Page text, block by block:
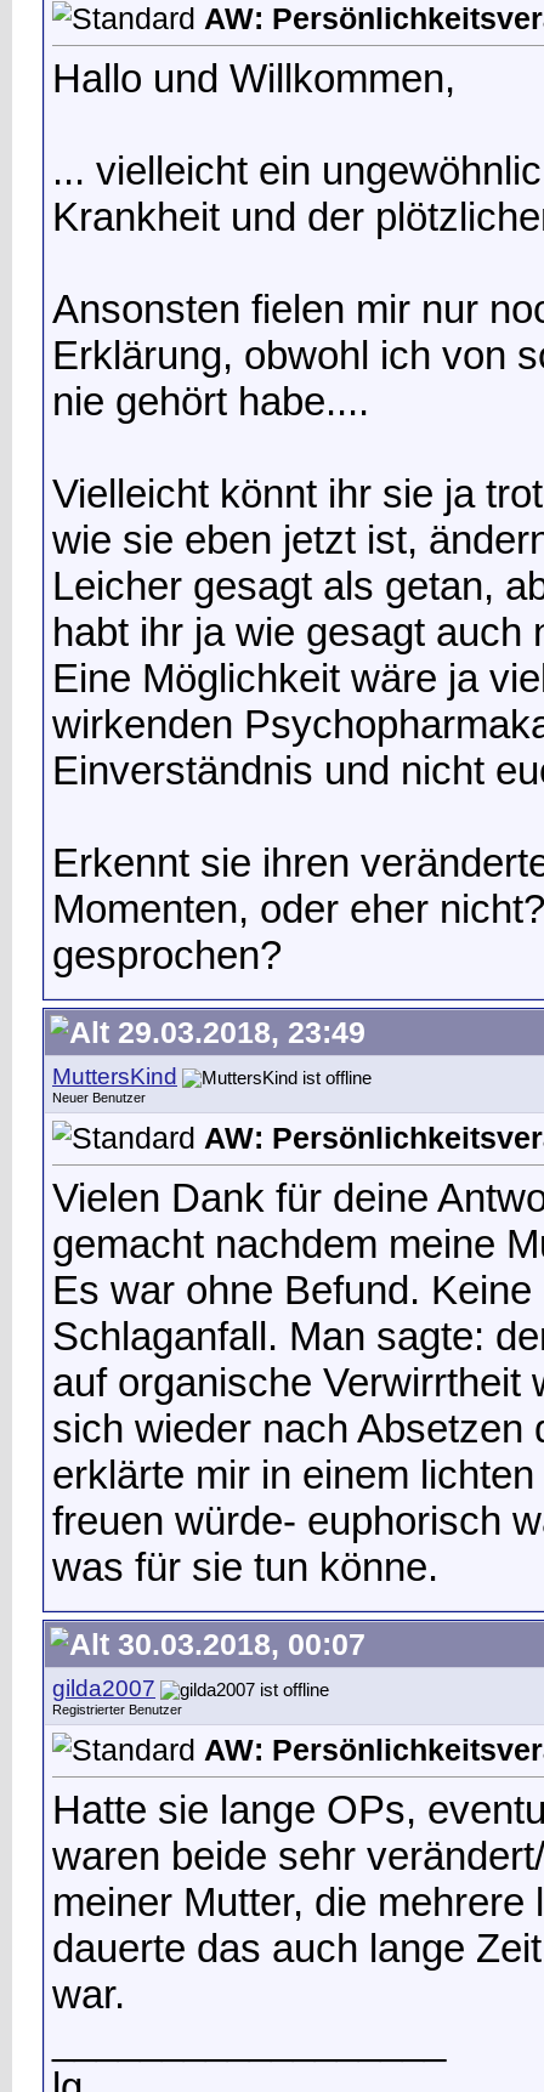
AW:
Hallo und Willkommen,
... vielleicht ein
Krankheit und der
Ansonsten fielen mir nur
Erklärung, obwohl ich von
nie gehört habe....
Vielleicht könnt ihr sie ja
wie sie eben jetzt ist,
Leicher gesagt als getan,
habt ihr ja wie gesagt auch
Eine Möglichkeit wäre ja
wirkenden
Einverständnis und nicht
Erkennt sie ihren
Momenten, oder eher
gesprochen?
29.03.2018, 23:49
MuttersKind
Neuer Benutzer
AW:
Vielen Dank für deine
gemacht nachdem meine
Es war ohne Befund.
Schlaganfall. Man sagte:
auf organische Verwirrtheit
sich wieder nach Absetzen
erklärte mir in einem
freuen würde- euphorisch
was für sie tun könne.
30.03.2018, 00:07
gilda2007
Registrierter Benutzer
AW:
Hatte sie lange OPs,
waren beide sehr
meiner Mutter, die
dauerte das auch lange
war.